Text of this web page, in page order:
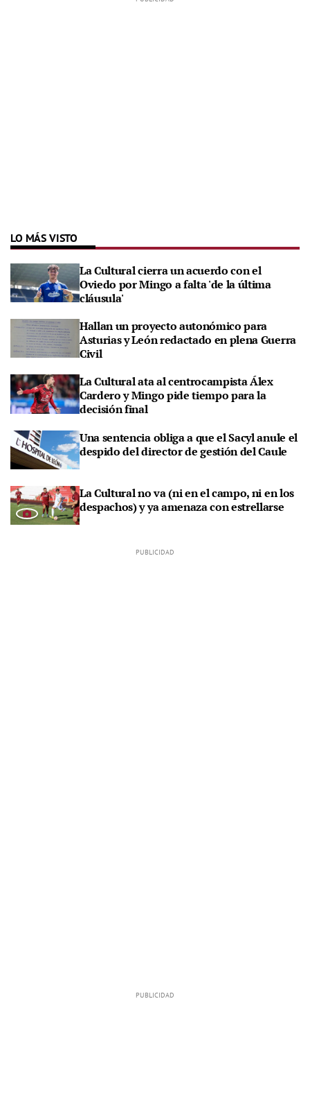
LO MÁS VISTO
La Cultural cierra un acuerdo con el
Oviedo por Mingo a falta 'de la última
cláusula'
Hallan un proyecto autonómico para
Asturias y León redactado en plena Guerra
Civil
La Cultural ata al centrocampista Álex
Cardero y Mingo pide tiempo para la
decisión final
Una sentencia obliga a que el Sacyl anule el
despido del director de gestión del Caule
La Cultural no va (ni en el campo, ni en los
despachos) y ya amenaza con estrellarse